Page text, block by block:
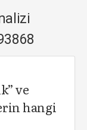
ve
hangi